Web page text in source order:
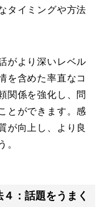
タイミングや方法
がより深いレベル
を含めた率直なコ
関係を強化し、問
とができます。感
が向上し、より良
。
：話題をうまく